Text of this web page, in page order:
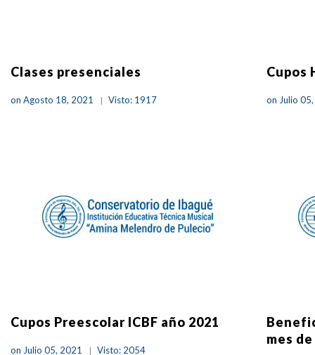
Clases presenciales
on Agosto 18, 2021 Visto: 1917
Cupos
on Julio
Cupos Preescolar ICBF año 2021
on Julio 05, 2021 Visto: 2054
mes